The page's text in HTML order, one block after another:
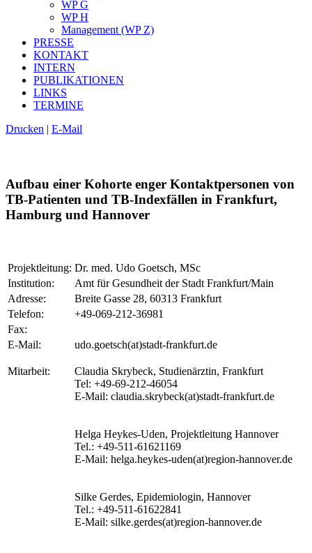
WP G
WP H
Management (WP Z)
PRESSE
KONTAKT
INTERN
PUBLIKATIONEN
LINKS
TERMINE
Drucken | E-Mail
Aufbau einer Kohorte enger Kontaktpersonen von
TB-Patienten und TB-Indexfällen in Frankfurt,
Hamburg und Hannover
Projektleitung: Dr. med. Udo Goetsch, MSc
Institution:
Amt für Gesundheit der Stadt Frankfurt/Main
Adresse:
Breite Gasse 28, 60313 Frankfurt
Telefon:
+49-069-212-36981
Fax:
E-Mail:
udo.goetsch(at)stadt-frankfurt.de
Mitarbeit:
Claudia Skrybeck, Studienärztin, Frankfurt
Tel: +49-69-212-46054
E-Mail: claudia.skrybeck(at)stadt-frankfurt.de
Helga Heykes-Uden, Projektleitung Hannover
Tel.: +49-511-61621169
E-Mail: helga.heykes-uden(at)region-hannover.de
Silke Gerdes, Epidemiologin, Hannover
Tel.: +49-511-61622841
E-Mail: silke.gerdes(at)region-hannover.de